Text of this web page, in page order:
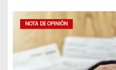
NOTA DE OPINIÓN